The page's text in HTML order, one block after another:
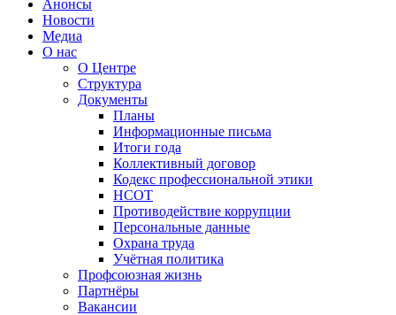
Анонсы
Новости
Медиа
О нас
О Центре
Структура
Документы
Планы
Информационные письма
Итоги года
Коллективный договор
Кодекс профессиональной этики
НСОТ
Противодействие коррупции
Персональные данные
Охрана труда
Учётная политика
Профсоюзная жизнь
Партнёры
Вакансии